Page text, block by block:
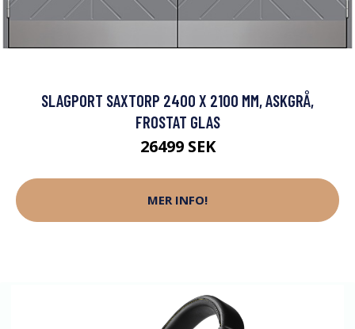
SLAGPORT SAXTORP 2400 X 2100 MM, ASKGRÅ,
FROSTAT GLAS
26499 SEK
MER INFO!